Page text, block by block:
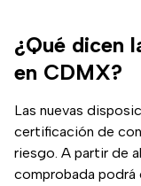
¿Qué dicen
en CDMX?
Las nuevas
certificación de
riesgo. A partir de
comprobada podrá